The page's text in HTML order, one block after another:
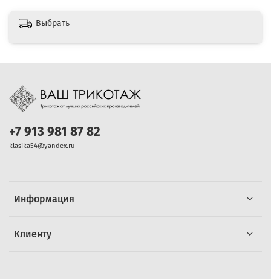
Выбрать
Информация
Клиенту
+7 913 981 87 82
klasika54@yandex.ru